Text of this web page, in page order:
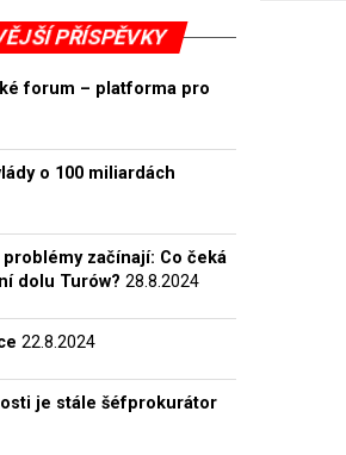
PŘÍSPĚVKY
forum – platforma pro
o 100 miliardách
začínají: Co čeká
dolu Turów? 28.8.2024
22.8.2024
je stále šéfprokurátor